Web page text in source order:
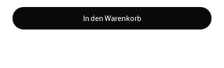
In den Warenkorb